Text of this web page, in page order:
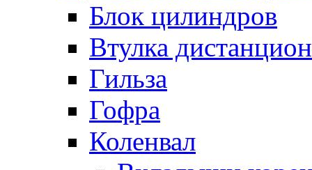
Блок цилиндров
Втулка
Гильза
Гофра
Коленвал